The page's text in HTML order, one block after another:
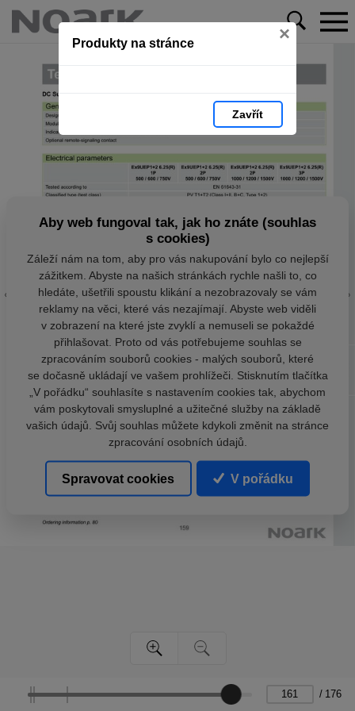
Produkty na stránce ×
Zavřít
/ 176
Aby web fungoval tak, jak ho znáte (souhlas
s cookies)
Záleží nám na tom, aby pro vás nakupování bylo co nejlepší
zážitkem. Abyste na našich stránkách rychle našli to, co
hledáte, ušetřili spoustu klikání a nezobrazovaly se vám
reklamy na věci, které vás nezajímají. Abyste web viděli
v zobrazení na které jste zvyklí a nemuseli se pokaždé
přihlašovat. Proto od vás potřebujeme souhlas se
zpracováním souborů cookies - malých souborů, které
se dočasně ukládají ve vašem prohlížeči. Stisknutím tlačítka
„V pořádku“ souhlasíte s nastavením cookies tak, abychom
vám poskytovali smysluplné a užitečné služby na základě
vašich údajů. Svůj souhlas můžete kdykoli změnit na stránce
zpracování osobních údajů.
Spravovat cookies V pořádku